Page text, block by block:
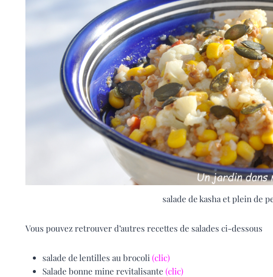
salade de kasha et plein de
Vous pouvez retrouver d’autres recettes de salades ci-dessous
salade de lentilles au brocoli (clic)
Salade bonne mine revitalisante (clic)